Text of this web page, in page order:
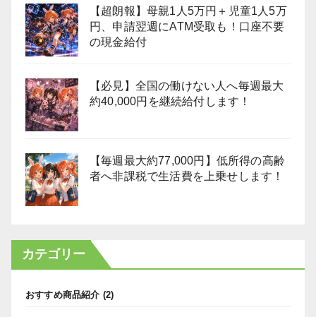
【超朗報】母親1人5万円＋児童1人5万
円、申請翌週にATM受取も！口座不要
の現金給付
【必見】全国の働けない人へ毎週最大
約40,000円を継続給付します！
【毎週最大約77,000円】低所得の高齢
者へ非課税で生活費を上乗せします！
カテゴリー
おすすめ商品紹介 (2)